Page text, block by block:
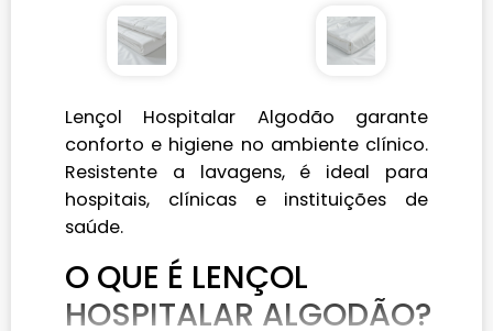
Lençol Hospitalar Algodão garante
conforto e higiene no ambiente clínico.
Resistente a lavagens, é ideal para
hospitais, clínicas e instituições de
saúde.
O QUE É LENÇOL
HOSPITALAR ALGODÃO?